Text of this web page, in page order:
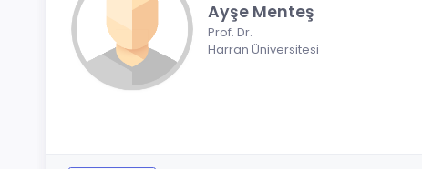
Ayşe Menteş
Prof. Dr.
Harran Üniversitesi